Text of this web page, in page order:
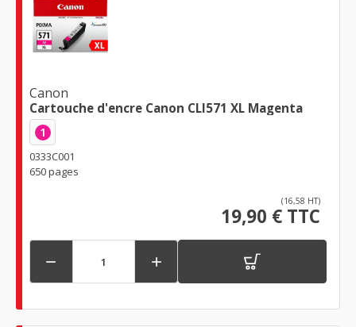
Canon
Cartouche d'encre Canon CLI571 XL Magenta
1
0333C001
650 pages
(16,58 HT)
19,90 € TTC
 